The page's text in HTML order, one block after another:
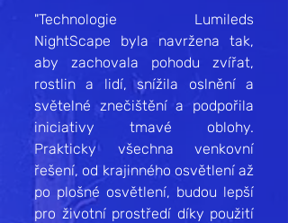
"Technologie Lumileds
NightScape byla navržena tak,
aby zachovala pohodu zvířat,
rostlin a lidí, snížila oslnění a
světelné znečištění a podpořila
iniciativy tmavé oblohy.
Prakticky všechna venkovní
řešení, od krajinného osvětlení až
po plošné osvětlení, budou lepší
pro životní prostředí díky použití